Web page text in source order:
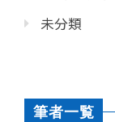
未分類
筆者一覧